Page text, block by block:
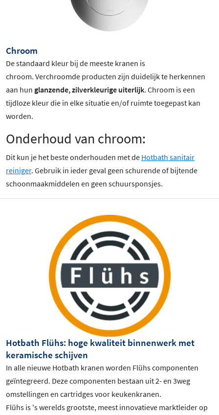
Chroom
De standaard kleur bij de meeste kranen is
chroom. Verchroomde producten zijn duidelijk te herkennen
aan hun glanzende, zilverkleurige uiterlijk. Chroom is een
tijdloze kleur die in elke situatie en/of ruimte toegepast kan
worden.
Onderhoud van chroom:
Dit kun je het beste onderhouden met de Hotbath sanitair
reiniger. Gebruik in ieder geval geen schurende of bijtende
schoonmaakmiddelen en geen schuursponsjes.
Hotbath Flühs: hoge kwaliteit binnenwerk met
keramische schijven
In alle nieuwe Hotbath kranen worden Flühs componenten
geïntegreerd. Deze componenten bestaan uit 2- en 3weg
omstellingen en cartridges voor keukenkranen.
Flühs is 's werelds grootste, meest innovatieve marktleider op